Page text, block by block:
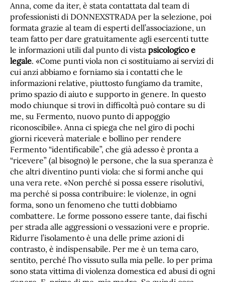
Anna, come da iter, è stata contattata dal team di
professionisti di DONNEXSTRADA per la selezione, poi
formata grazie al team di esperti dell’associazione, un
team fatto per dare gratuitamente agli esercenti tutte
le informazioni utili dal punto di vista psicologico e
legale. «Come punti viola non ci sostituiamo ai servizi di
cui anzi abbiamo e forniamo sia i contatti che le
informazioni relative, piuttosto fungiamo da tramite,
primo spazio di aiuto e supporto in genere. In questo
modo chiunque si trovi in difficoltà può contare su di
me, su Fermento, nuovo punto di appoggio
riconoscibile». Anna ci spiega che nel giro di pochi
giorni riceverà materiale e bollino per rendere
Fermento “identificabile”, che già adesso è pronta a
“ricevere” (al bisogno) le persone, che la sua speranza è
che altri diventino punti viola: che si formi anche qui
una vera rete. «Non perché si possa essere risolutivi,
ma perché si possa contribuire: le violenze, in ogni
forma, sono un fenomeno che tutti dobbiamo
combattere. Le forme possono essere tante, dai fischi
per strada alle aggressioni o vessazioni vere e proprie.
Ridurre l’isolamento è una delle prime azioni di
contrasto, è indispensabile. Per me è un tema caro,
sentito, perché l’ho vissuto sulla mia pelle. Io per prima
sono stata vittima di violenza domestica ed abusi di ogni